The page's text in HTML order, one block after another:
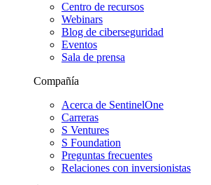
Centro de recursos
Webinars
Blog de ciberseguridad
Eventos
Sala de prensa
Compañía
Acerca de SentinelOne
Carreras
S Ventures
S Foundation
Preguntas frecuentes
Relaciones con inversionistas